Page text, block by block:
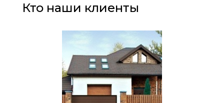
Кто наши клиенты